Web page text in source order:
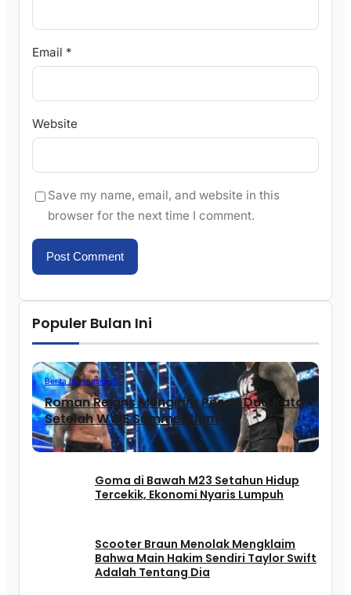
Email *
Website
Save my name, email, and website in this
browser for the next time I comment.
Populer Bulan Ini
Berita Internasional
Roman Reigns Mengirim Pesan Dua Kata
Setelah WWE SummerSlam
Goma di Bawah M23 Setahun Hidup
Tercekik, Ekonomi Nyaris Lumpuh
Scooter Braun Menolak Mengklaim
Bahwa Main Hakim Sendiri Taylor Swift
Adalah Tentang Dia